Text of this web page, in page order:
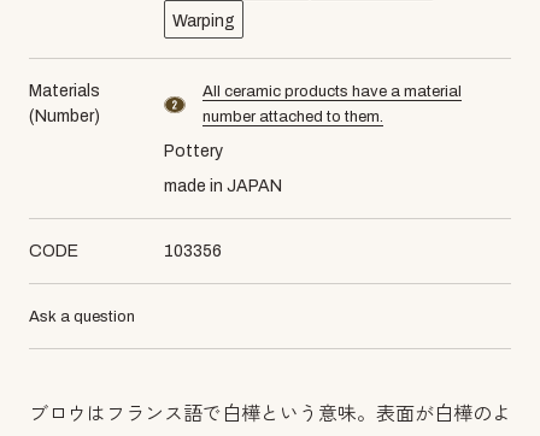
Warping
Materials
(Number)
material number2
All ceramic products have a material
number attached to them.
Pottery
made in JAPAN
CODE 103356
Ask a question
ブロウはフランス語で白樺という意味。表面が白樺のよ